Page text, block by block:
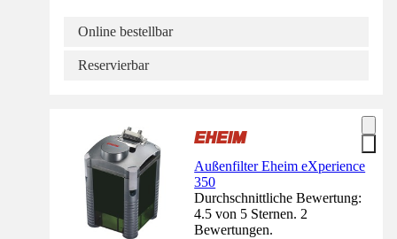
Online bestellbar
Reservierbar
Außenfilter Eheim eXperience
350
Durchschnittliche Bewertung:
4.5 von 5 Sternen. 2
Bewertungen.